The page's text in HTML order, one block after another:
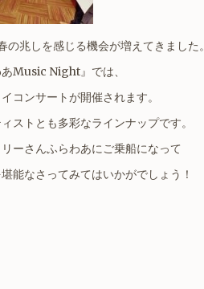
の兆しを感じる機会が増えてきました。
Music Night』では、
コンサートが開催されます。
ストとも多彩なラインナップです。
ーさんふらわあにご乗船になって
能なさってみてはいかがでしょう！